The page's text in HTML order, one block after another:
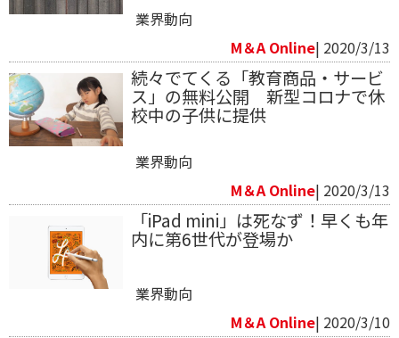
業界動向
M＆A Online| 2020/3/13
続々でてくる「教育商品・サービ
ス」の無料公開 新型コロナで休
校中の子供に提供
業界動向
M＆A Online| 2020/3/13
「iPad mini」は死なず！早くも年
内に第6世代が登場か
業界動向
M＆A Online| 2020/3/10